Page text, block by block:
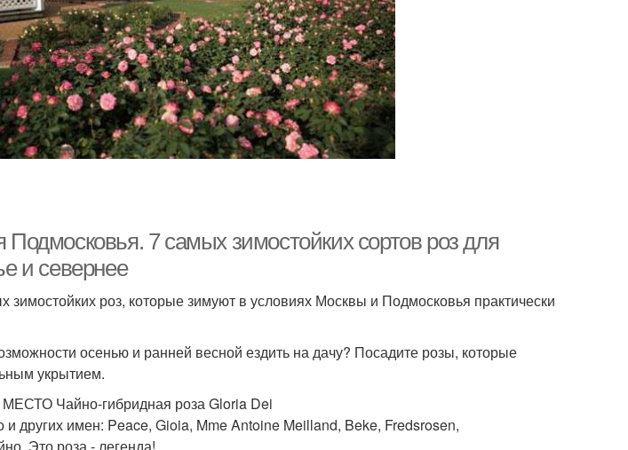
7 самых зимостойких сортов роз для
и севернее
роз, которые зимуют в условиях Москвы и Подмосковья практически
осенью и ранней весной ездить на дачу? Посадите розы, которые
укрытием.
Чайно-гибридная роза Gloria Dei
других имен: Peace, Gioia, Mme Antoine Meilland, Beke, Fredsrosen,